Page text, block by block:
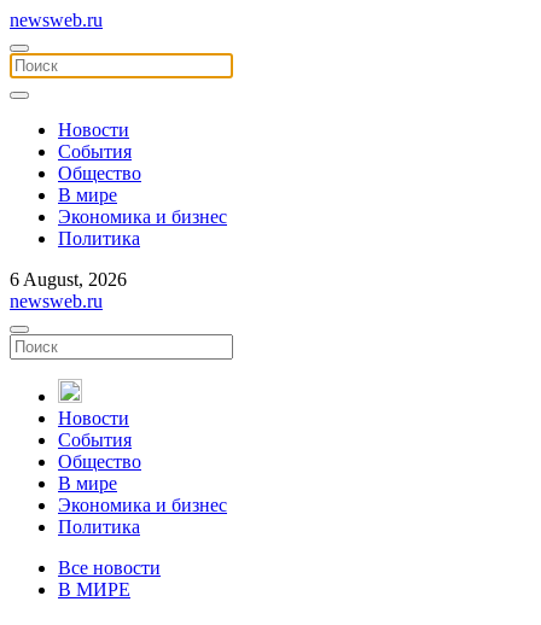
newsweb.ru
Новости
События
Общество
В мире
Экономика и бизнес
Политика
6 August, 2026
newsweb.ru
Новости
События
Общество
В мире
Экономика и бизнес
Политика
Все новости
В МИРЕ